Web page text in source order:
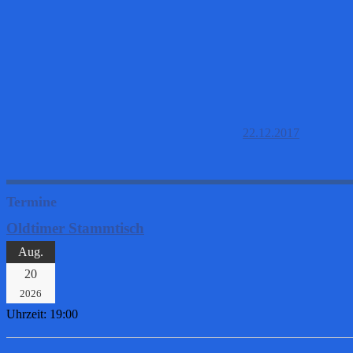
22.12.2017
Termine
Oldtimer Stammtisch
Aug.
20
2026
Uhrzeit: 19:00